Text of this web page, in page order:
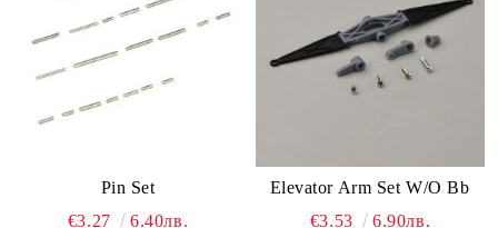
Pin Set
€3.27
6.40лв.
Elevator Arm Set W/O Bb
€3.53
6.90лв.